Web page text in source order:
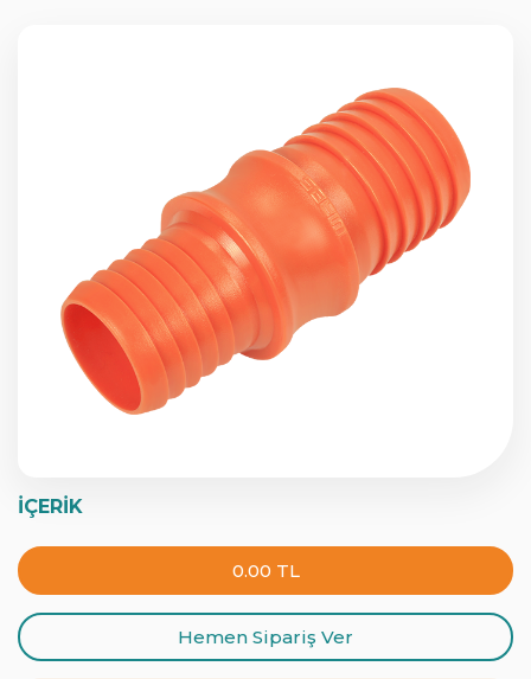
İÇERİK
0.00 TL
Hemen Sipariş Ver